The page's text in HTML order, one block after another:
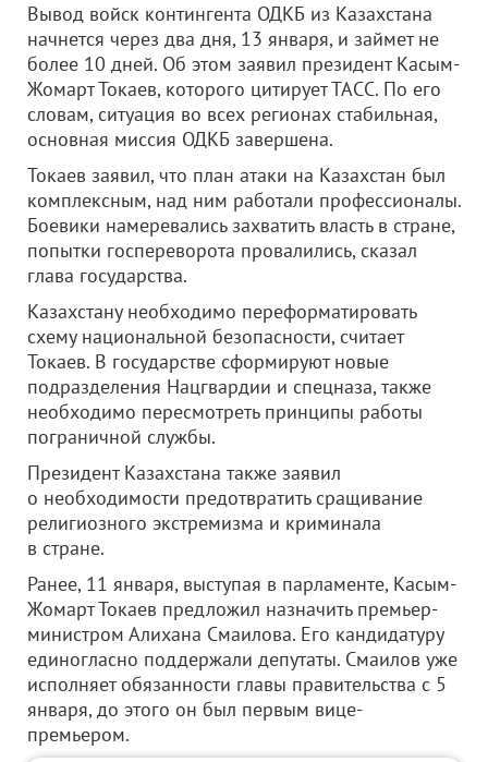
Вывод войск контингента ОДКБ из Казахстана
начнется через два дня, 13 января, и займет не
более 10 дней. Об этом заявил президент Касым-
Жомарт Токаев, которого цитирует ТАСС. По его
словам, ситуация во всех регионах стабильная,
основная миссия ОДКБ завершена.
Токаев заявил, что план атаки на Казахстан был
комплексным, над ним работали профессионалы.
Боевики намеревались захватить власть в стране,
попытки госпереворота провалились, сказал
глава государства.
Казахстану необходимо переформатировать
схему национальной безопасности, считает
Токаев. В государстве сформируют новые
подразделения Нацгвардии и спецназа, также
необходимо пересмотреть принципы работы
пограничной службы.
Президент Казахстана также заявил
о необходимости предотвратить сращивание
религиозного экстремизма и криминала
в стране.
Ранее, 11 января, выступая в парламенте, Касым-
Жомарт Токаев предложил назначить премьер-
министром Алихана Смаилова. Его кандидатуру
единогласно поддержали депутаты. Смаилов уже
исполняет обязанности главы правительства с 5
января, до этого он был первым вице-
премьером.